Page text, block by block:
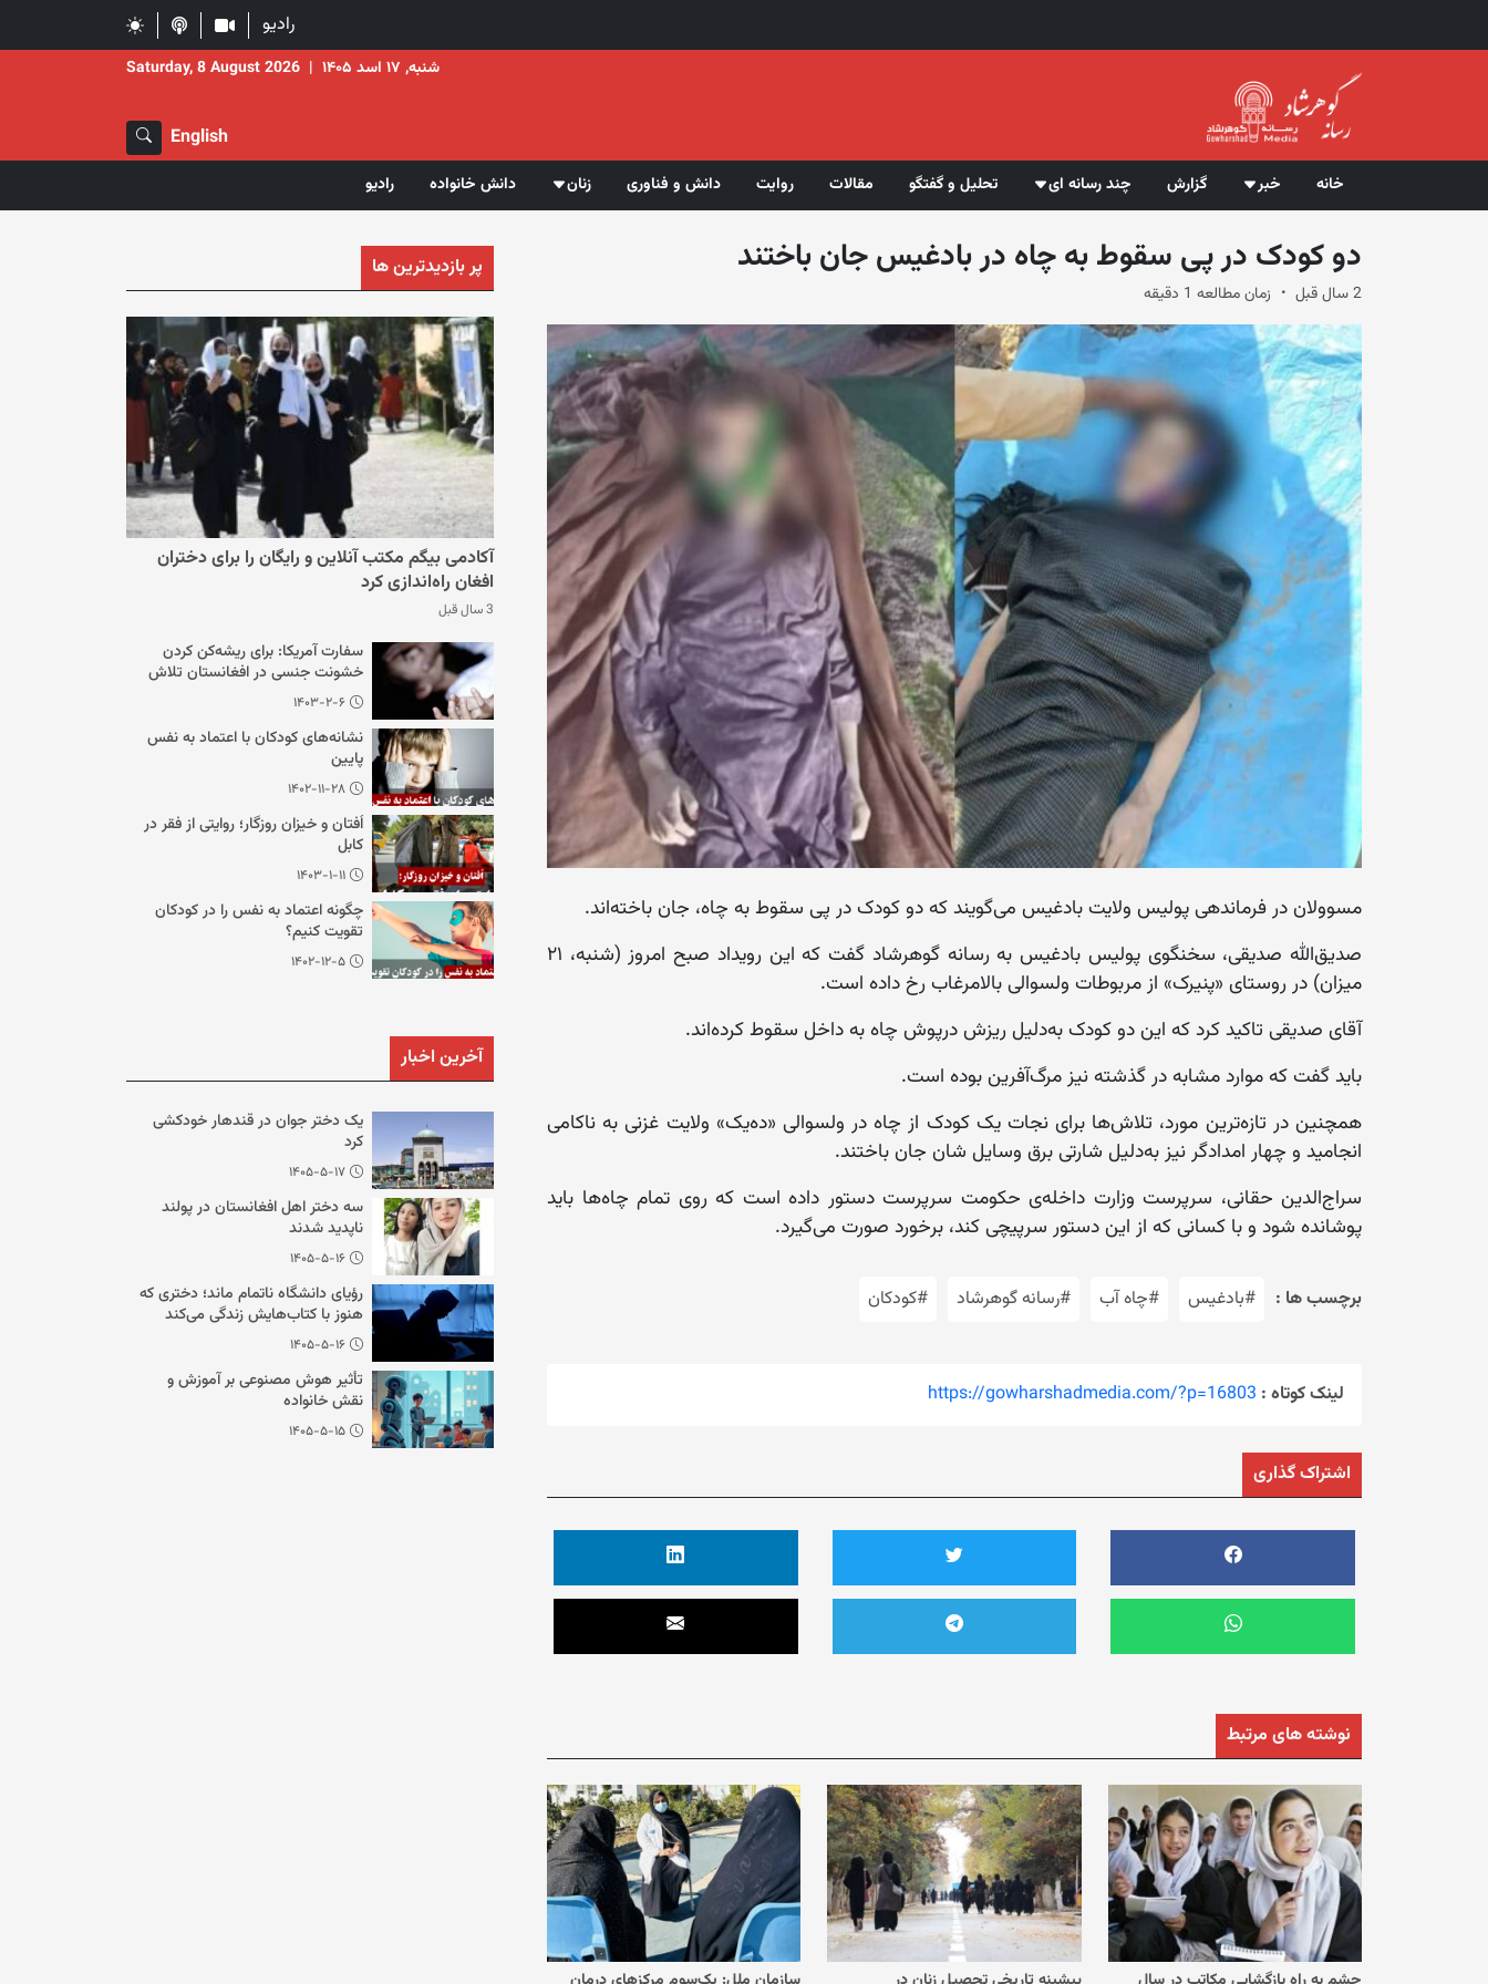
رادیو
شنبه, ۱۷ اسد ۱۴۰۵ |
Saturday, 8 August 2026
English
خانه خبر گزارش چند رسانه ای تحلیل و گفتگو مقالات روایت دانش و فناوری زنان دانش خانواده رادیو
دو کودک در پی سقوط به چاه در بادغیس جان باختند
2 سال قبل زمان مطالعه 1 دقیقه
مسوولان در فرماندهی پولیس ولایت بادغیس می‌گویند که دو کودک در پی سقوط به چاه، جان باخته‌اند.
صدیق‌الله صدیقی، سخنگوی پولیس بادغیس به رسانه گوهرشاد گفت که این رویداد صبح امروز (شنبه، ۲۱
میزان) در روستای «پنیرک» از مربوطات ولسوالی بالامرغاب رخ داده است.
آقای صدیقی تاکید کرد که این دو کودک به‌دلیل ریزش درپوش چاه به داخل سقوط کرده‌اند.
باید گفت که موارد مشابه در گذشته نیز مرگ‌آفرین بوده است.
همچنین در تازه‌ترین مورد، تلاش‌ها برای نجات یک کودک از چاه در ولسوالی «ده‌یک» ولایت غزنی به ناکامی
انجامید و چهار امدادگر نیز به‌دلیل شارتی برق وسایل شان جان باختند.
سراج‌الدین حقانی، سرپرست وزارت داخله‌ی حکومت سرپرست دستور داده است که روی تمام چاه‌ها باید
پوشانده شود و با کسانی که از این دستور سرپیچی کند، برخورد صورت می‌گیرد.
برچسب ها : #بادغیس #چاه آب #رسانه گوهرشاد #کودکان
لینک کوتاه : https://gowharshadmedia.com/?p=16803
اشتراک گذاری
نوشته های مرتبط
پر بازدیدترین ها
آکادمی بیگم مکتب آنلاین و رایگان را برای دختران
افغان راه‌اندازی کرد
3 سال قبل
سفارت آمریکا: برای ریشه‌کن کردن
خشونت جنسی در افغانستان تلاش
می‌کنیم
۱۴۰۳-۲-۶
نشانه‌های کودکان با اعتماد به نفس
پایین
۱۴۰۲-۱۱-۲۸
اُفتان و خیزان روزگار؛ روایتی از فقر در
کابل
۱۴۰۳-۱-۱۱
چگونه اعتماد به نفس را در کودکان
تقویت کنیم؟
۱۴۰۲-۱۲-۵
آخرین اخبار
یک دختر جوان در قندهار خودکشی
کرد
۱۴۰۵-۵-۱۷
سه دختر اهل افغانستان در پولند
ناپدید شدند
۱۴۰۵-۵-۱۶
رؤیای دانشگاه ناتمام ماند؛ دختری که
هنوز با کتاب‌هایش زندگی می‌کند
۱۴۰۵-۵-۱۶
تأثیر هوش مصنوعی بر آموزش و
نقش خانواده
۱۴۰۵-۵-۱۵